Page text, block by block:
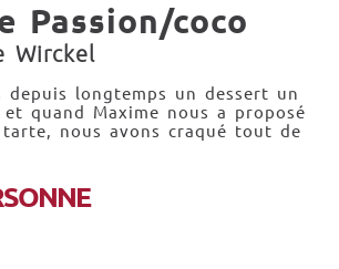
Passion/coco
Wirckel
depuis longtemps un dessert un
quand Maxime nous a proposé
nous avons craqué tout de